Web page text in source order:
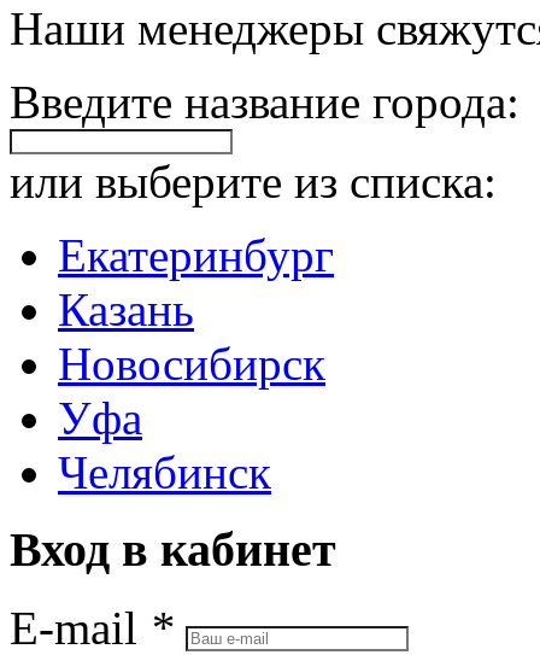
Наши менеджеры
Введите название города:
или выберите из списка:
Екатеринбург
Казань
Новосибирск
Уфа
Челябинск
Вход в кабинет
E-mail *